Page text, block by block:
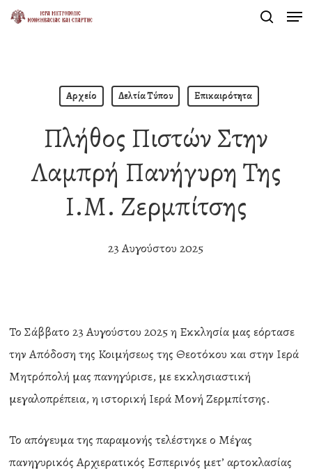
Skip
Αρχείο Δελτία Τύπου Επικαιρότητα
Πλήθος Πιστών Στην
Λαμπρή Πανήγυρη Της
Ι.Μ. Ζερμπίτσης
23 Αυγούστου 2025
Το Σάββατο 23 Αυγούστου 2025 η Εκκλησία μας εόρτασε
την Απόδοση της Κοιμήσεως της Θεοτόκου και στην Ιερά
Μητρόπολή μας πανηγύρισε, με εκκλησιαστική
μεγαλοπρέπεια, η ιστορική Ιερά Μονή Ζερμπίτσης.
Το απόγευμα της παραμονής τελέστηκε ο Μέγας
πανηγυρικός Αρχιερατικός Εσπερινός μετ’ αρτοκλασίας